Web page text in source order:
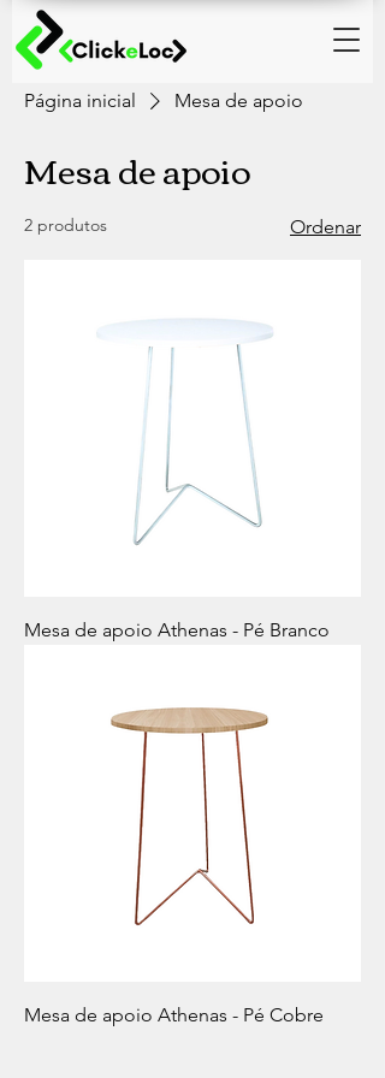
Página inicial Mesa de apoio
Mesa de apoio
2 produtos Ordenar
Mesa de apoio Athenas - Pé Branco
Mesa de apoio Athenas - Pé Cobre